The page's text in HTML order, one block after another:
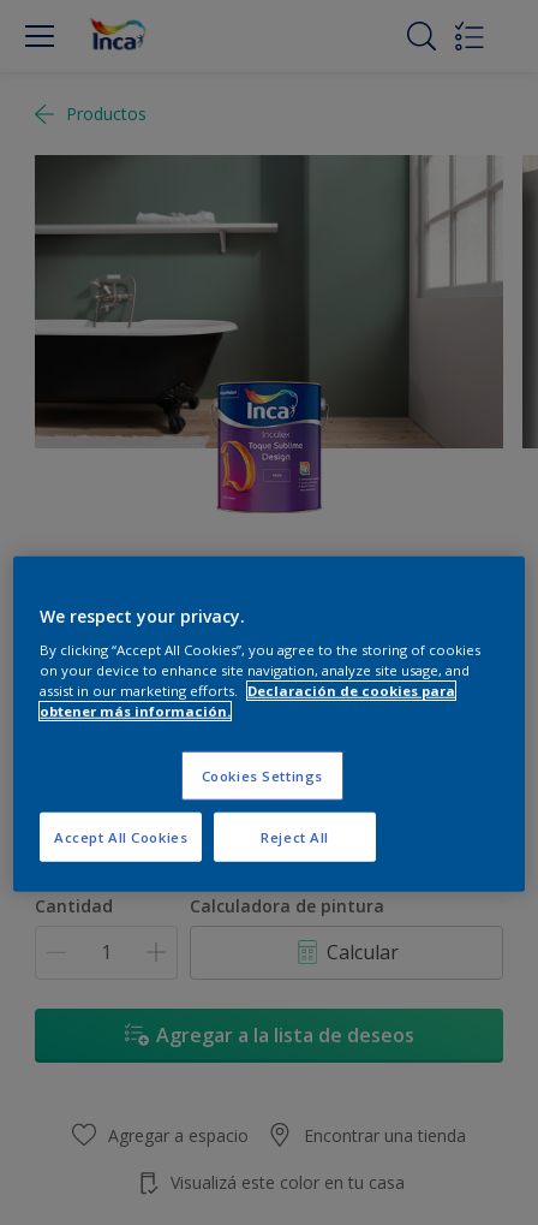
Productos
Mina De Grava
900 ML 3,6 L
Cantidad Calculadora de pintura
Calcular
Agregar a la lista de deseos
Agregar a espacio Encontrar una tienda
Visualizá este color en tu casa
We respect your privacy.
By clicking “Accept All Cookies”, you agree to the storing of cookies
on your device to enhance site navigation, analyze site usage, and
assist in our marketing efforts.
Declaración de cookies para
obtener más información.
Cookies Settings
Reject All
Accept All Cookies